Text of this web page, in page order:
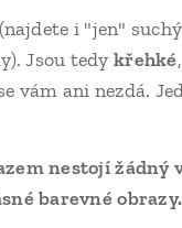
i "jen"
Jsou tedykřehké
vám ani nezdá.
nestojí
barevné obrazy.